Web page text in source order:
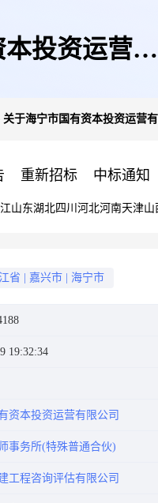
投资运营有
公司]
关于海宁市国有资本投资运营
重新招标 中标通知
山东湖北四川 河北河南天津山
省 嘉兴市 海宁市
19:32:34
资本投资运营有限公司
事务所(特殊普通合伙)
工程咨询评估有限公司